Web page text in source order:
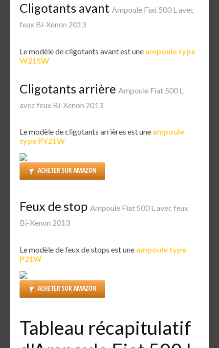
Cligotants avant Ampoule Fiat 500 L avec
feux Bi-Xenon 2013
Le modèle de cligotants avant est une ampoule type
W215W
Cligotants arrière Ampoule Fiat 500 L
avec feux Bi-Xenon 2013
Le modèle de cligotants arrières est une ampoule
type PY21W
ACHETER SUR AMAZON
Feux de stop Ampoule Fiat 500 L avec feux
Bi-Xenon 2013
Le modèle de feux de stops est une ampoule type
P21W
ACHETER SUR AMAZON
Tableau récapitulatif